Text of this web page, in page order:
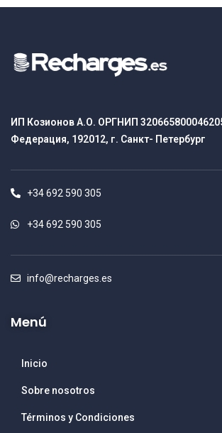
ИП Козионов А.О. ОРГНИП
Федерация, 192012, г. Санкт- Петербург
+34 692 590 305
+34 692 590 305
info@recharges.es
Menú
Inicio
Sobre nosotros
Términos y Condiciones